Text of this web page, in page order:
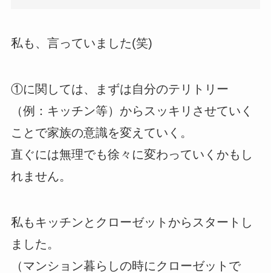
私も、言っていました(笑)
①に関しては、まずは自分のテリトリー
（例：キッチン等）からスッキリさせていく
ことで家族の意識を変えていく。
直ぐには無理でも徐々に変わっていくかもし
れません。
私もキッチンとクローゼットからスタートし
ました。
（マンション暮らしの時にクローゼットで